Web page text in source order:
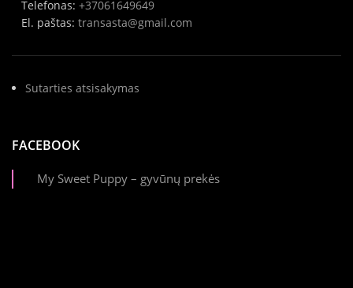
Telefonas: +37061649649
El. paštas: transasta@gmail.com
Sutarties atsisakymas
FACEBOOK
My Sweet Puppy – gyvūnų prekės